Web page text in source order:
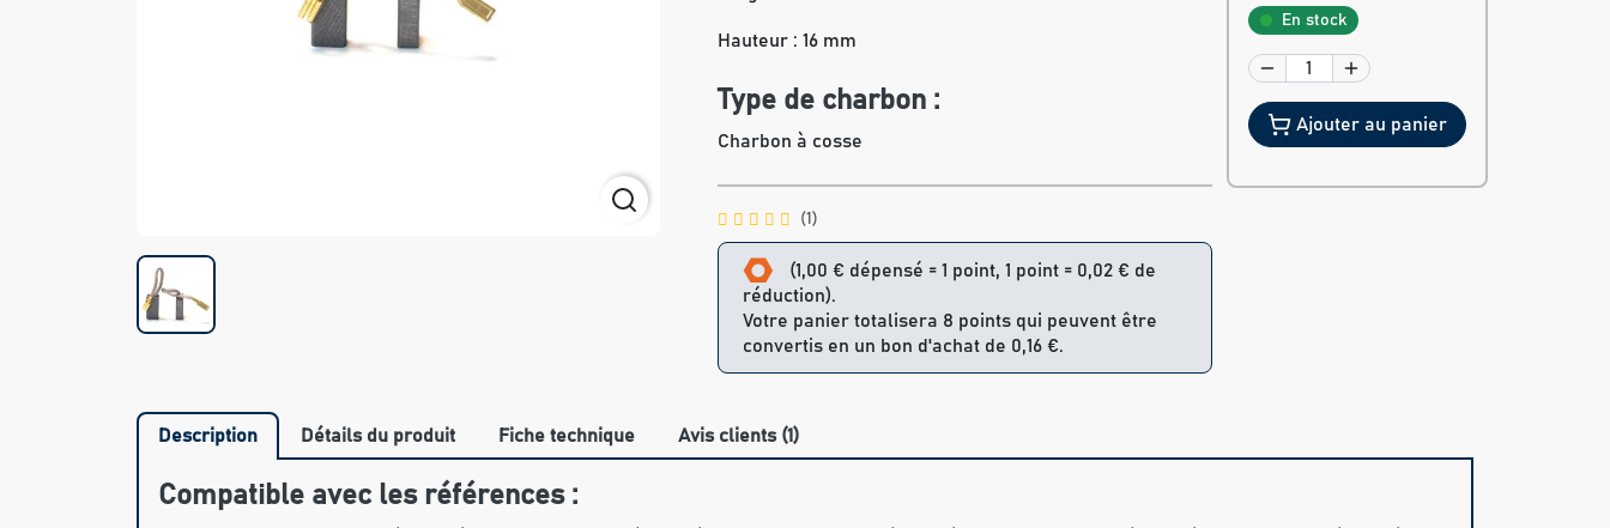
Hauteur : 16 mm
Type de charbon :
Charbon à cosse
(1)
(1,00 € dépensé = 1 point, 1 point = 0,02 € de
réduction).
Votre panier totalisera 8 points qui peuvent être
convertis en un bon d'achat de 0,16 €.
En stock
Ajouter au panier
Description Détails du produit Fiche technique Avis clients (1)
Compatible avec les références :